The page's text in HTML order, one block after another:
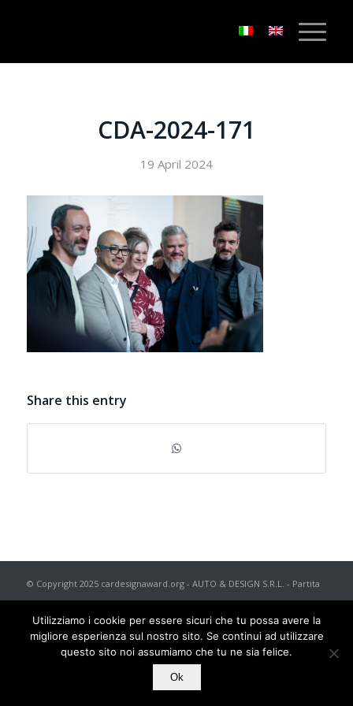
CDA-2024-171
19 April 2024
Share this entry
© Copyright 2025 cardesignaward.org - AUTO & DESIGN S.R.L. - Partita
I.V.A. IT02433250012 - REA n. 557672 C.C.I.A.A. di Torino - Capitale
Sociale € 50.000 i.v. - Powered byTosoLab
Utilizziamo i cookie per essere sicuri che tu possa avere la
migliore esperienza sul nostro sito. Se continui ad utilizzare
questo sito noi assumiamo che tu ne sia felice.
Ok